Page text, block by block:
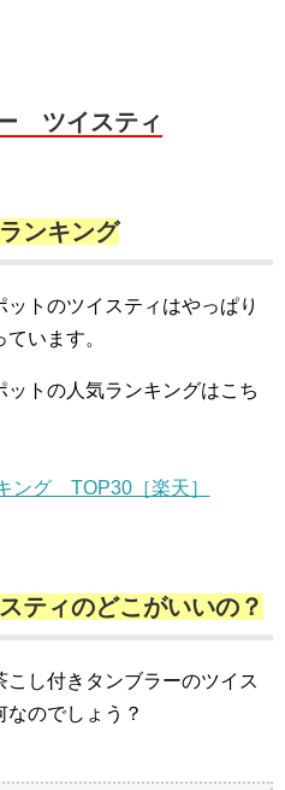
ツイスティ
ンキング
トのツイスティはやっぱり
います。
トの人気ランキングはこち
ング TOP30［楽天］
ティのどこがいいの？
し付きタンブラーのツイス
のでしょう？